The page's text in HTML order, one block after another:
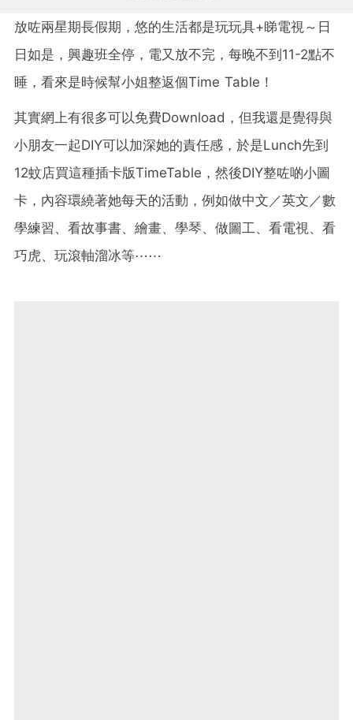
放咗兩星期長假期，悠的生活都是玩玩具+睇電視～日
日如是，興趣班全停，電又放不完，每晚不到11-2點不
睡，看來是時候幫小姐整返個Time Table！
其實網上有很多可以免費Download，但我還是覺得與
小朋友一起DIY可以加深她的責任感，於是Lunch先到
12蚊店買這種插卡版TimeTable，然後DIY整咗啲小圖
卡，內容環繞著她每天的活動，例如做中文／英文／數
學練習、看故事書、繪畫、學琴、做圖工、看電視、看
巧虎、玩滾軸溜冰等⋯⋯